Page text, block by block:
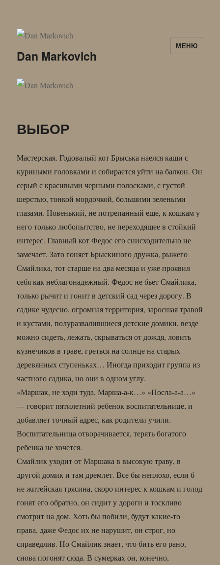
Dan Markovich
МЕНЮ
ВЫБОР
Мастерская. Годовалый кот Брыська наелся каши с
куриными головками и собирается уйти на балкон. Он
серый с красивыми черными полосками, с густой
шерстью, тонкой мордочкой, большими зелеными
глазами. Новенький, не потрепанный еще, к кошкам у
него только любопытство, не переходящее в стойкий
интерес. Главный кот Федос его снисходительно не
замечает. Зато гоняет Брыскиного дружка, рыжего
Смайлика, тот старше на два месяца и уже проявил
себя как неблагонадежный. Федос не бьет Смайлика,
только рычит и гонит в детский сад через дорогу. В
садике чудесно, огромная территория, заросшая травой
и кустами, полуразвалившиеся детские домики, везде
можно сидеть, лежать, скрываться от дождя, ловить
кузнечиков в траве, греться на солнце на старых
деревянных ступеньках… Иногда приходит группа из
частного садика, но они в одном углу.
«Маршак, не ходи туда, Марша-а-к…» «Посла-а-а…»
— говорит пятилетний ребенок воспитательнице, и
добавляет точный адрес, как родители учили.
Воспитательница отворачивается, терять богатого
ребенка не хочется.
Смайлик уходит от Маршака в высокую траву, в
другой домик и там дремлет. Все бы неплохо, если б
не житейская трясина, скоро интерес к кошкам и голод
гонят его обратно, он сидит у дороги и тоскливо
смотрит на дом. Хоть бы побили, будут какие-то
права, даже Федос их не нарушит, он строг, но
справедлив. Но Смайлик знает, что бить его рано,
снова погонят сюда. В сумерках он, конечно,